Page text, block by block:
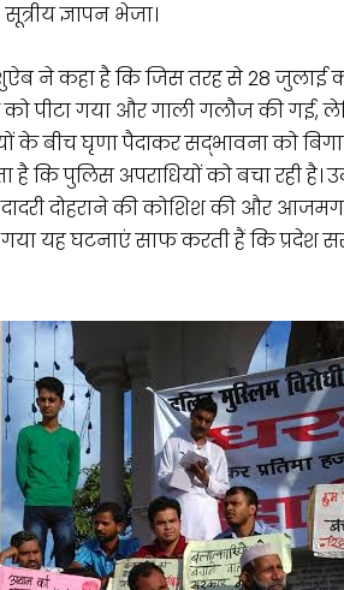
ज्ञापन भेजा।
ने कहा है कि जिस तरह से 28 जुलाई
को पीटा गया और गाली गलौज की गई,
के बीच घृणा पैदाकर सद्भावना को
है कि पुलिस अपराधियों को बचा रही
दोहराने की कोशिश की और
गया यह घटनाएं साफ करती हैं कि